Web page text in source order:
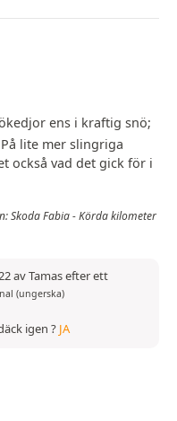
ens i kraftig snö;
lite mer slingriga
också vad det gick för i
Skoda Fabia - Körda kilometer
av Tamas efter ett
(ungerska)
igen ? JA